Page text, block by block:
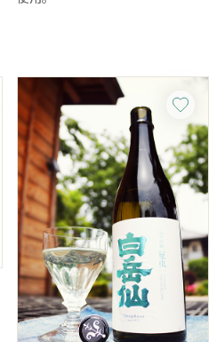
イキとした果実味で、爽やかで透
スもあり、全体としてとてもバラ
ンスが良い仕上がりです。
す。その個性を引き出すべく、精
米歩合70％のまま醸した“巡米シ
リーズ”の番外編は、ふくよかな
旨味と軽やかな酸、上品な甘味が
調和する柔らかな味わいが特徴。
バナナのような香りを生む秋田酵
母No.12を使用し、冷やでも燗で
もスムーズな飲み心地に。固い印
象の朝日を、巨大冷蔵庫で瓶貯蔵
するまんさくらしい丁寧な熟成
で、軽快かつ洗練された1本に仕
上げています。米の魅力を引き出